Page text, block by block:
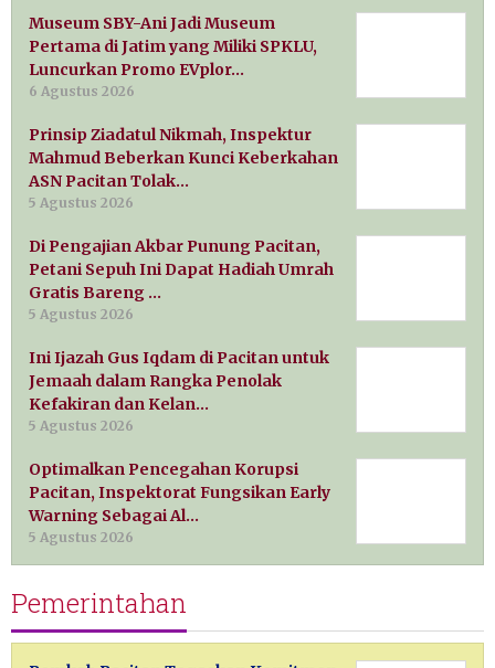
Museum SBY-Ani Jadi Museum
Pertama di Jatim yang Miliki SPKLU,
Luncurkan Promo EVplor…
6 Agustus 2026
Prinsip Ziadatul Nikmah, Inspektur
Mahmud Beberkan Kunci Keberkahan
ASN Pacitan Tolak…
5 Agustus 2026
Di Pengajian Akbar Punung Pacitan,
Petani Sepuh Ini Dapat Hadiah Umrah
Gratis Bareng …
5 Agustus 2026
Ini Ijazah Gus Iqdam di Pacitan untuk
Jemaah dalam Rangka Penolak
Kefakiran dan Kelan…
5 Agustus 2026
Optimalkan Pencegahan Korupsi
Pacitan, Inspektorat Fungsikan Early
Warning Sebagai Al…
5 Agustus 2026
Pemerintahan